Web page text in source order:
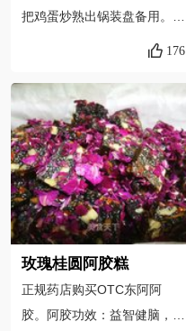
把鸡蛋炒熟出锅装盘备用。鸡
蛋是非常优良的蛋白质，含有
黄素，对神经系统和身体发育
有利，能健脑益智， 改善记
忆力，并促进肝细胞再生，是
我们日常的营养补充。
176
玫瑰桂圆阿胶糕
正规药店购买OTC东阿阿
胶。阿胶功效：益智健脑，延